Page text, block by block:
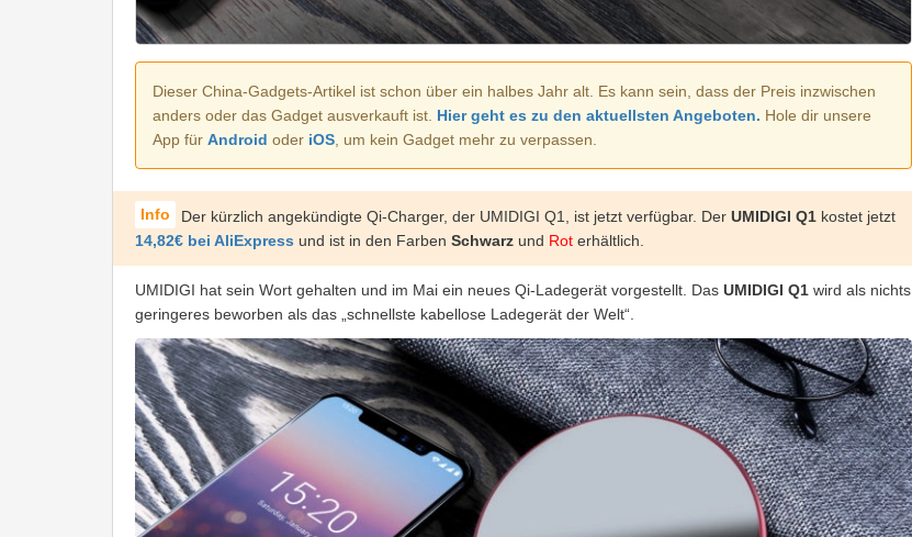
Dieser China-Gadgets-Artikel ist schon über ein halbes Jahr alt. Es kann sein, dass der Preis inzwischen
anders oder das Gadget ausverkauft ist. Hier geht es zu den aktuellsten Angeboten. Hole dir unsere
App für Android oder iOS, um kein Gadget mehr zu verpassen.
Der kürzlich angekündigte Qi-Charger, der UMIDIGI Q1, ist jetzt verfügbar. Der UMIDIGI Q1 kostet jetzt
14,82€ bei AliExpress und ist in den Farben Schwarz und Rot erhältlich.
UMIDIGI hat sein Wort gehalten und im Mai ein neues Qi-Ladegerät vorgestellt. Das UMIDIGI Q1 wird als nichts
geringeres beworben als das „schnellste kabellose Ladegerät der Welt“.